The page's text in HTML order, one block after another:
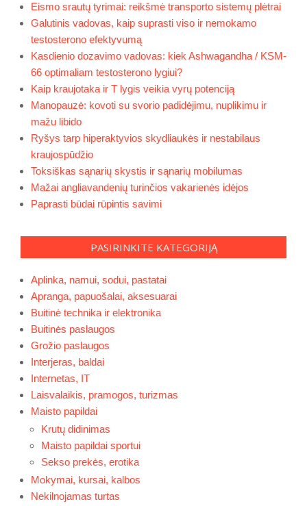
Eismo srautų tyrimai: reikšmė transporto sistemų plėtrai
Galutinis vadovas, kaip suprasti viso ir nemokamo
testosterono efektyvumą
Kasdienio dozavimo vadovas: kiek Ashwagandha / KSM-
66 optimaliam testosterono lygiui?
Kaip kraujotaka ir T lygis veikia vyrų potenciją
Manopauzė: kovoti su svorio padidėjimu, nuplikimu ir
mažu libido
Ryšys tarp hiperaktyvios skydliaukės ir nestabilaus
kraujospūdžio
Toksiškas sąnarių skystis ir sąnarių mobilumas
Mažai angliavandenių turinčios vakarienės idėjos
Paprasti būdai rūpintis savimi
PASIRINKITE KATEGORIJĄ
Aplinka, namui, sodui, pastatai
Apranga, papuošalai, aksesuarai
Buitinė technika ir elektronika
Buitinės paslaugos
Grožio paslaugos
Interjeras, baldai
Internetas, IT
Laisvalaikis, pramogos, turizmas
Maisto papildai
Krutų didinimas
Maisto papildai sportui
Sekso prekės, erotika
Mokymai, kursai, kalbos
Nekilnojamas turtas